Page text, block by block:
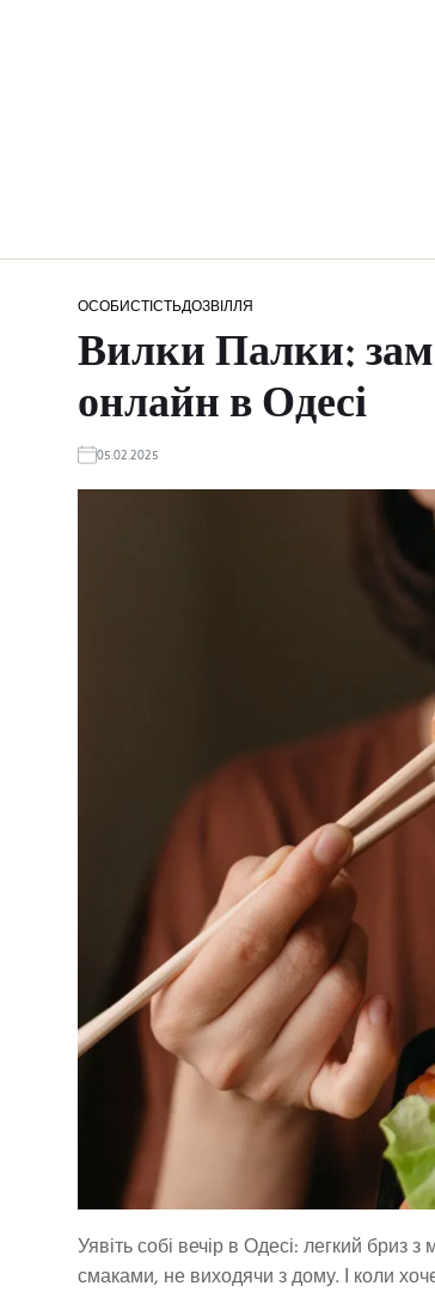
ОСОБИСТІСТЬДОЗВІЛЛЯ
Вилки Палки:
онлайн в Одесі
05.02.2025
Уявіть собі вечір в Одесі: легкий
смаками, не виходячи з дому. І коли